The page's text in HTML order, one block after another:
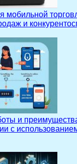
мобильной
и
и
с